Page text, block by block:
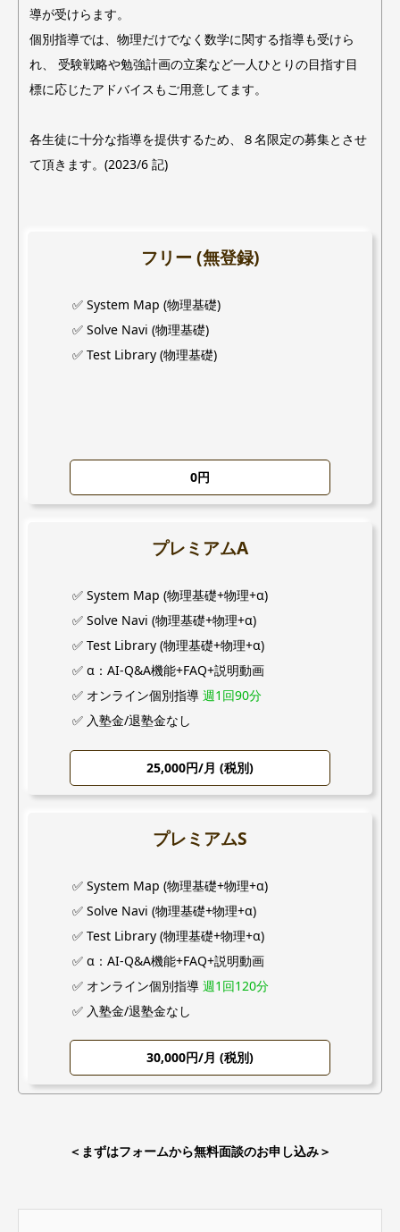
導が受けらます。
個別指導では、物理だけでなく数学に関する指導も受けら
れ、 受験戦略や勉強計画の立案など一人ひとりの目指す目
標に応じたアドバイスもご用意してます。
各生徒に十分な指導を提供するため、８名限定の募集とさせ
て頂きます。(2023/6 記)
フリー (無登録)
✅ System Map (物理基礎)
✅ Solve Navi (物理基礎)
✅ Test Library (物理基礎)
0円
プレミアムA
✅ System Map (物理基礎+物理+α)
✅ Solve Navi (物理基礎+物理+α)
✅ Test Library (物理基礎+物理+α)
✅ α：AI-Q&A機能+FAQ+説明動画
✅ オンライン個別指導 週1回90分
✅ 入塾金/退塾金なし
25,000円/月 (税別)
プレミアムS
✅ System Map (物理基礎+物理+α)
✅ Solve Navi (物理基礎+物理+α)
✅ Test Library (物理基礎+物理+α)
✅ α：AI-Q&A機能+FAQ+説明動画
✅ オンライン個別指導 週1回120分
✅ 入塾金/退塾金なし
30,000円/月 (税別)
＜まずはフォームから無料面談のお申し込み＞